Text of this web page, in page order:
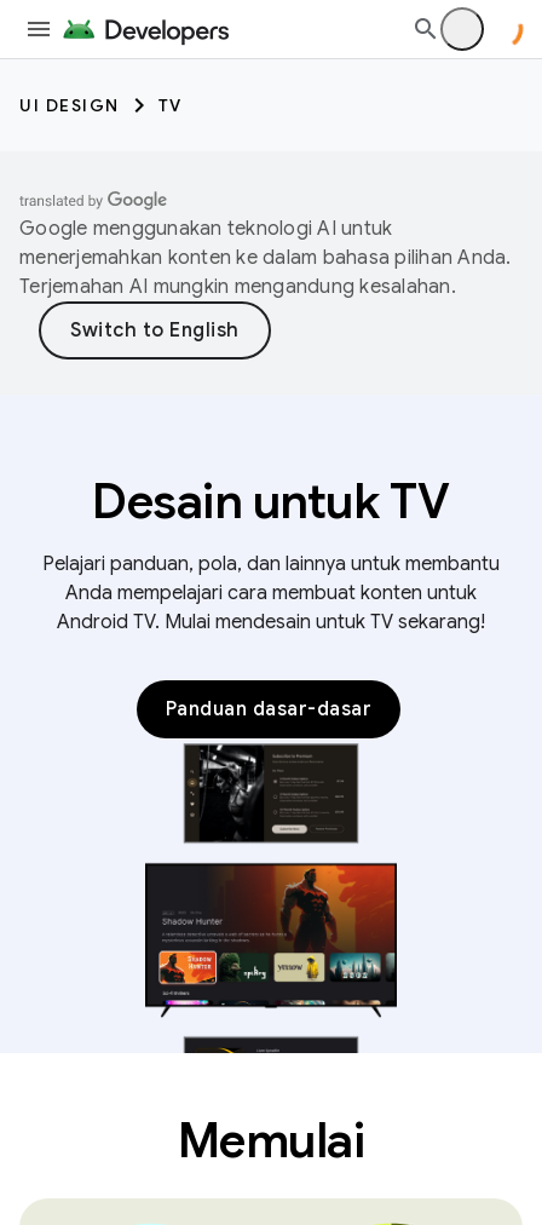
UI DESIGN TV
Google menggunakan teknologi AI untuk
menerjemahkan konten ke dalam bahasa pilihan Anda.
Terjemahan AI mungkin mengandung kesalahan.
Desain untuk TV
Pelajari panduan, pola, dan lainnya untuk membantu
Anda mempelajari cara membuat konten untuk
Android TV. Mulai mendesain untuk TV sekarang!
Panduan dasar-dasar
Memulai